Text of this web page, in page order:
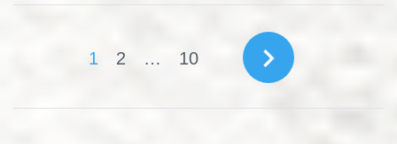
1 2 … 10 navigate_next